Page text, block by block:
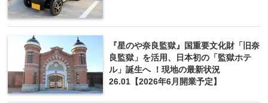
『星のや奈良監獄』国重要文化財「旧奈
良監獄」を活用、日本初の「監獄ホテ
ル」誕生へ ！現地の最新状況
26.01【2026年6月開業予定】